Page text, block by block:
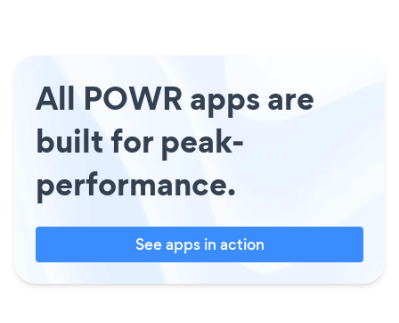
All POWR apps are
built for peak-
performance.
See apps in action